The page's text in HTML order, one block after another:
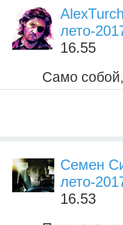
лето-
16.55
Само собой,
Семен
лето-
16.53